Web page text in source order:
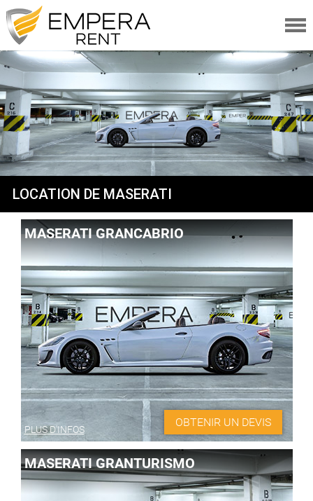
LOCATIONS
VÉHICULES
VÉHICULES
CATÉGORIES
MARQUES
OFFRES
A PROPOS
QUI SOMMES-NOUS
FAQ
MAGAZINE ITINÉRAIRES
CONDITIONS GÉNÉRALES
AVIS
FR
EN
FR
+44 203 8079 515
LOCATION DE MASERATI
MASERATI GRANCABRIO
PLUS D'INFOS
OBTENIR UN DEVIS
MASERATI GRANTURISMO